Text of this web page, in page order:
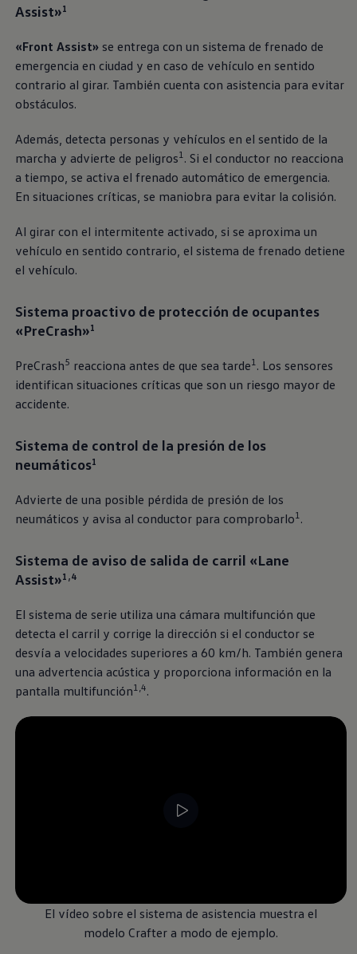
Assist»1
«Front Assist»se entrega con un sistema de frenado de
emergencia en ciudad y en caso de vehículo en sentido
contrario al girar. También cuenta con asistencia para evitar
obstáculos.
Además, detecta personas y vehículos en el sentido de la
marcha y advierte de peligros1. Si el conductor no reacciona
a tiempo, se activa el frenado automático de emergencia.
En situaciones críticas, se maniobra para evitar la colisión.
Al girar con el intermitente activado, si se aproxima un
vehículo en sentido contrario, el sistema de frenado detiene
el vehículo.
Sistema proactivo de protección de ocupantes
«PreCrash»1
PreCrash5 reacciona antes de que sea tarde1. Los sensores
identifican situaciones críticas que son un riesgo mayor de
accidente.
Sistema de control de la presión de los
neumáticos1
Advierte de una posible pérdida de presión de los
neumáticos y avisa al conductor para comprobarlo1.
Sistema de aviso de salida de carril «Lane
Assist»1,4
El sistema de serie utiliza una cámara multifunción que
detecta el carril y corrige la dirección si el conductor se
desvía a velocidades superiores a 60 km/h. También genera
una advertencia acústica y proporciona información en la
pantalla multifunción1,4.
Remaining time, --
El vídeo sobre el sistema de asistencia muestra el
modelo Crafter a modo de ejemplo.